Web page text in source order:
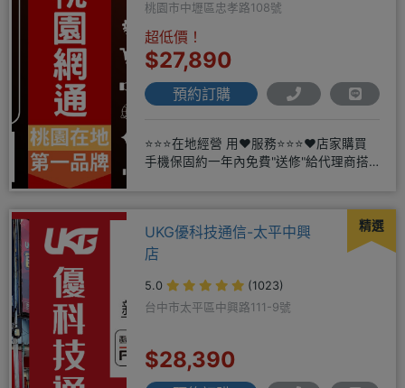
桃園市中壢區忠孝路108號
超低價！
$27,890
預約訂購
⭐⭐⭐在地經營 用❤️服務⭐⭐⭐❤️店家購買
手機保固約一年內免費"送修"給代理商搭
精選
UKG優科技通信-太平中興
店
5.0
(1023)
台中市太平區中興路111-9號
$28,390